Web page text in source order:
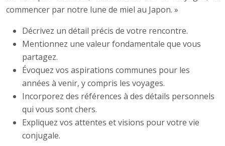
commencer par notre lune de miel au Japon. »
Décrivez un détail précis de votre rencontre.
Mentionnez une valeur fondamentale que vous
partagez.
Évoquez vos aspirations communes pour les
années à venir, y compris les voyages.
Incorporez des références à des détails personnels
qui vous sont chers.
Expliquez vos attentes et visions pour votre vie
conjugale.